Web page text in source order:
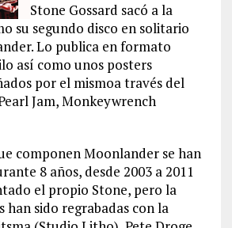
Stone Gossard sacó a la
su segundo disco en solitario
Lo publica enformato
así como unos posters
por el mismoa través del
Jam, Monkeywrench
componen Moonlander se han
8 años, desde 2003 a 2011
el propio Stone, pero la
han sido regrabadas con la